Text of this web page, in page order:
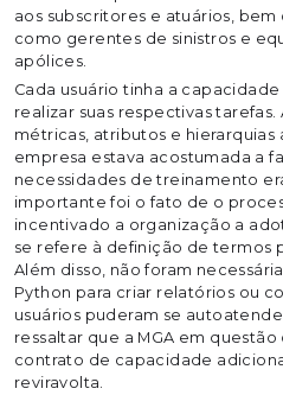
aos subscritores e atuários,
como gerentes de sinistros e
apólices.
Cada usuário tinha a
realizar suas respectivas
métricas, atributos e hierarquias
empresa estava acostumada a
necessidades de treinamento
importante foi o fato de o
incentivado a organização a
se refere à definição de termos
Além disso, não foram
Python para criar relatórios ou
usuários puderam se
ressaltar que a MGA em
contrato de capacidade
reviravolta.